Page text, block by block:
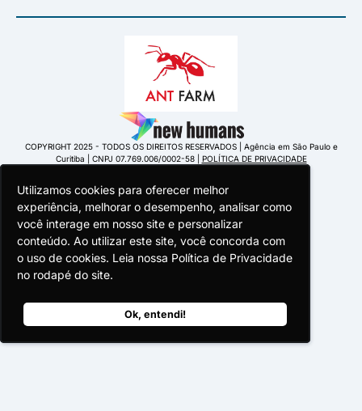
Utilizamos cookies para oferecer melhor
experiência, melhorar o desempenho, analisar como
você interage em nosso site e personalizar
conteúdo. Ao utilizar este site, você concorda com
o uso de cookies. Leia nossa Política de Privacidade
no rodapé do site.
Ok, entendi!
Utilizamos cookies para oferecer melhor
experiência, melhorar o desempenho, analisar como
você interage em nosso site e personalizar
conteúdo. Ao utilizar este site, você concorda com
o uso de cookies. Leia nossa Política de Privacidade
no rodapé do site.
Ok, entendi!
Utilizamos cookies para oferecer melhor
experiência, melhorar o desempenho, analisar como
você interage em nosso site e personalizar
conteúdo. Ao utilizar este site, você concorda com
o uso de cookies. Leia nossa Política de Privacidade
no rodapé do site.
Ok, entendi!
COPYRIGHT 2025 - TODOS OS DIREITOS RESERVADOS | Agência em São Paulo e
Curitiba | CNPJ 07.769.006/0002-58 |
POLÍTICA DE PRIVACIDADE
Portuguese Portugal